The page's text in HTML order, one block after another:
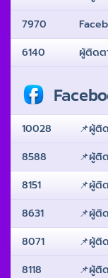
7970
6140
ผู้ติดต
10028
📌ผู้ติ
8588
📌ผู้ติ
8151
📌ผู้ติ
8631
📌ผู้ติ
8071
📌ผู้ติ
8118
📌ผู้ติ